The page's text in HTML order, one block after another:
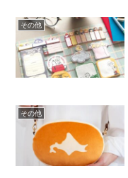
その他
その他